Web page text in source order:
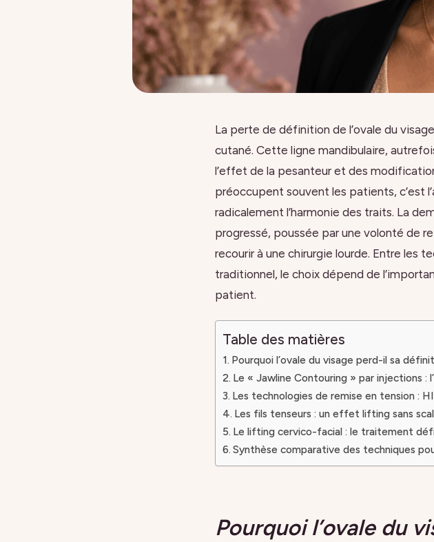
La perte de définition de l’ovale du
cutané. Cette ligne mandibulaire,
l’effet de la pesanteur et des
préoccupent souvent les patients, c’est
radicalement l’harmonie des traits. La
progressé, poussée par une volonté de
recourir à une chirurgie lourde. Entre les
traditionnel, le choix dépend de
patient.
Table des matières
Pourquoi l’ovale du visage perd-il sa
Le « Jawline Contouring » par injections :
Les technologies de remise en tension :
Les fils tenseurs : un effet lifting sans
Le lifting cervico-facial : le traitement
Synthèse comparative des techniques
Pourquoi l’ovale du